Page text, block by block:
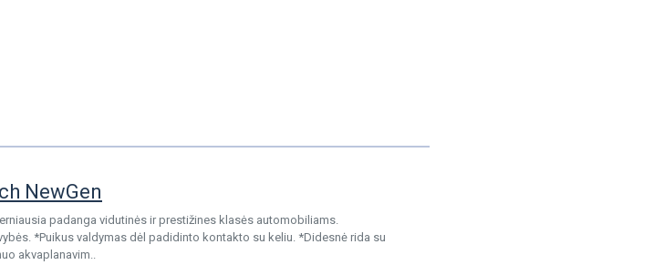
NewGen
padanga vidutinės ir prestižines klasės automobiliams.
*Puikus valdymas dėl padidinto kontakto su keliu. *Didesnė rida su
akvaplanavim..